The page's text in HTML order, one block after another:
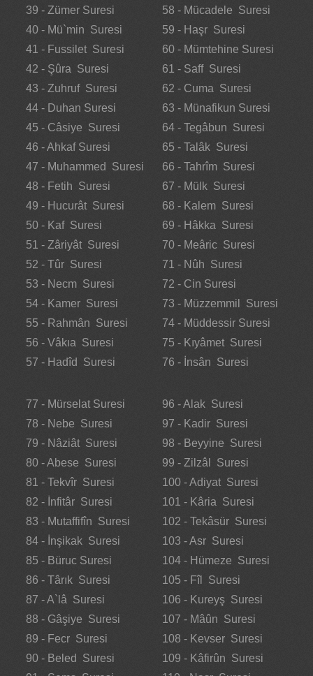
39 - Zümer Suresi
40 - Mü`min Suresi
41 - Fussilet Suresi
42 - Şûra Suresi
43 - Zuhruf Suresi
44 - Duhan Suresi
45 - Câsiye Suresi
46 - Ahkaf Suresi
47 - Muhammed Suresi
48 - Fetih Suresi
49 - Hucurât Suresi
50 - Kaf Suresi
51 - Zâriyât Suresi
52 - Tûr Suresi
53 - Necm Suresi
54 - Kamer Suresi
55 - Rahmân Suresi
56 - Vâkıa Suresi
57 - Hadîd Suresi
58 - Mücadele Suresi
59 - Haşr Suresi
60 - Mümtehine Suresi
61 - Saff Suresi
62 - Cuma Suresi
63 - Münafikun Suresi
64 - Tegâbun Suresi
65 - Talâk Suresi
66 - Tahrîm Suresi
67 - Mülk Suresi
68 - Kalem Suresi
69 - Hâkka Suresi
70 - Meâric Suresi
71 - Nûh Suresi
72 - Cin Suresi
73 - Müzzemmil Suresi
74 - Müddessir Suresi
75 - Kıyâmet Suresi
76 - İnsân Suresi
77 - Mürselat Suresi
78 - Nebe Suresi
79 - Nâziât Suresi
80 - Abese Suresi
81 - Tekvîr Suresi
82 - İnfitâr Suresi
83 - Mutaffifîn Suresi
84 - İnşikak Suresi
85 - Büruc Suresi
86 - Târık Suresi
87 - A`lâ Suresi
88 - Gâşiye Suresi
89 - Fecr Suresi
90 - Beled Suresi
96 - Alak Suresi
97 - Kadir Suresi
98 - Beyyine Suresi
99 - Zilzâl Suresi
100 - Adiyat Suresi
101 - Kâria Suresi
102 - Tekâsür Suresi
103 - Asr Suresi
104 - Hümeze Suresi
105 - Fîl Suresi
106 - Kureyş Suresi
107 - Mâûn Suresi
108 - Kevser Suresi
109 - Kâfirûn Suresi